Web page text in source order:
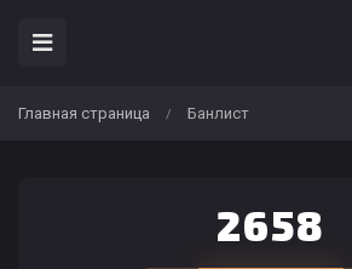
Главная страница / Банлист
2658